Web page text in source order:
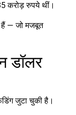
करोड़ रुपये थीं।
— जो मजबूत
डॉलर
जुटा चुकी है।